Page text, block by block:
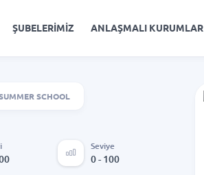
ŞUBELERİMİZ ANLAŞMALI KURUMLAR
SCHOOL
Seviye
0 - 100